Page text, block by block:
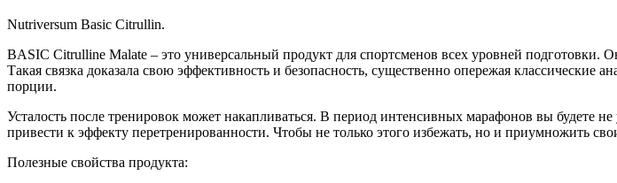
Nutriversum Basic Citrullin.
BASIC Citrulline Malate – это универсальный продукт для спортсменов всех уровней
Такая связка доказала свою эффективность и безопасность, существенно опережая
порции.
Усталость после тренировок может накапливаться. В период интенсивных марафонов вы будете
привести к эффекту перетренированности. Чтобы не только этого избежать, но и приумножить
Полезные свойства продукта: